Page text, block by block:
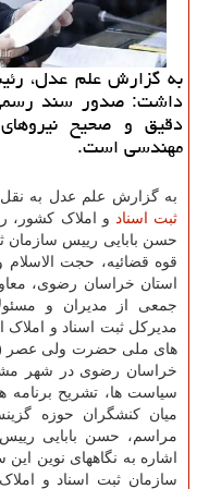
به گزارش علم عدل،
داشت: صدور سند رسمی
دقیق و صحیح
مهندسی است.
به گزارش علم عدل به
ثبت اسناد
حسن بابایی رییس سازمان
قوه قضائیه، حجت
استان خراسان رضوی،
جمعی از مدیران و
مدیرکل ثبت اسناد و
های ملی حضرت ولی عصر
خراسان رضوی در شهر
سیاست ها، تشریح
میان کنشگران حوزه
مراسم، حسن بابایی
اشاره به نگاههای نوین
سازمان ثبت اسناد و